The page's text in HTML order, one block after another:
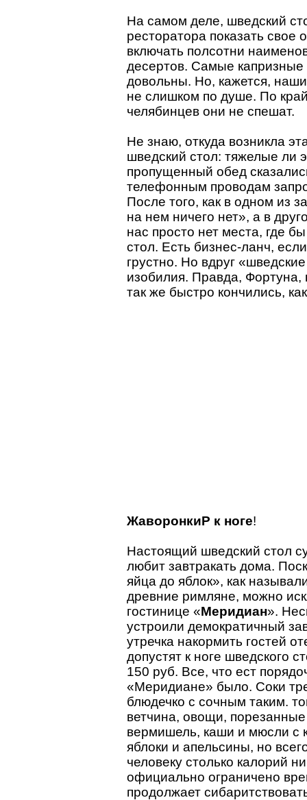
На самом деле, шведский
ресторатора показать
включать полсотни
десертов. Самые капризные
довольны. Но, кажется,
не слишком по душе. По
челябинцев они не спешат.
Не знаю, откуда возникла
шведский стол: тяжелые ли
пропущенный обед
телефонным проводам
После того, как в одном из
на нем ничего нет», а в
нас просто нет места, где
стол. Есть бизнес-ланч,
грустно. Но вдруг
изобилия. Правда, Фортуна,
так же быстро кончились,
ЖаворонкиP к ноге!
Настоящий шведский стол
любит завтракать дома.
яйца до яблок», как
древние римляне, можно
гостинице «Меридиан».
устроили демократичный
утречка накормить гостей
допустят к ноге шведского
150 руб. Все, что ест
«Меридиане» было. Соки
блюдечко с сочным таким.
ветчина, овощи,
вермишель, каши и мюсли с
яблоки и апельсины, но
человеку столько калорий
официально ограничено
продолжает